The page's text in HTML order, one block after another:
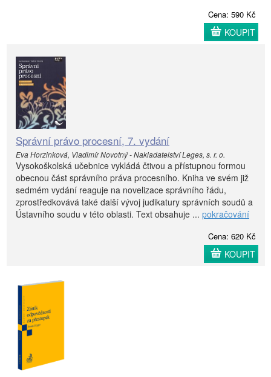
Cena: 590 Kč
KOUPIT
Správní právo procesní, 7. vydání
Eva Horzinková, Vladimír Novotný - Nakladatelství Leges, s. r. o.
Vysokoškolská učebnice vykládá čtivou a přístupnou formou
obecnou část správního práva procesního. Kniha ve svém již
sedmém vydání reaguje na novelizace správního řádu,
zprostředkovává také další vývoj judikatury správních soudů a
Ústavního soudu v této oblasti. Text obsahuje ... pokračování
Cena: 620 Kč
KOUPIT